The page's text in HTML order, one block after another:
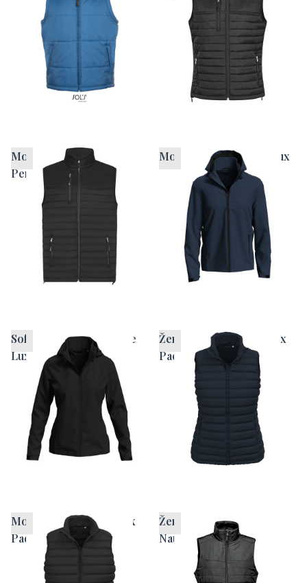
Moški brezrokavnik
Performance HRM
Moška softshell jakna Lux
Softshell jakna za ženske
Lux
Ženski brezrokavnik Lux
Padded
Moški brezrokavnik Lux
Padded
Ženski brezrokavnik
Nautilus